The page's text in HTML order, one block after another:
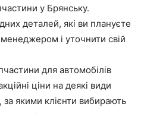
у Брянську.
деталей, які ви плануєте
і уточнити свій
для автомобілів
ціни на деякі види
якими клієнти вибирають